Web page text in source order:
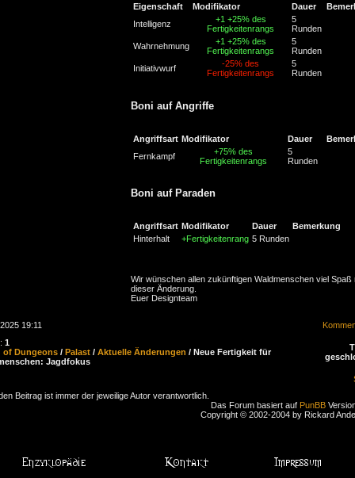
Eigenschaft Modifikator Dauer
Intelligenz
+1 +25% des
Fertigkeitenrangs
5
Runden
Wahrnehmung
+1 +25% des
Fertigkeitenrangs
5
Runden
Initiativwurf
-25% des
Fertigkeitenrangs
5
Runden
Boni auf Angriffe
Angriffsart Modifikator Dauer
Fernkampf
+75% des
Fertigkeitenrangs
5
Runden
Boni auf Paraden
Angriffsart Modifikator Dauer
Bemerkung
Hinterhalt
+Fertigkeitenrang 5 Runden
Wir wünschen allen zukünftigen Waldmenschen viel Spaß
dieser Änderung.
Euer Designteam
19:11
1
of Dungeons / Palast / Aktuelle Änderungen / Neue Fertigkeit für
Jagdfokus
Beitrag ist immer der jeweilige Autor verantwortlich.
Das Forum basiert auf PunBB
Copyright © 2002-2004 by Rickard